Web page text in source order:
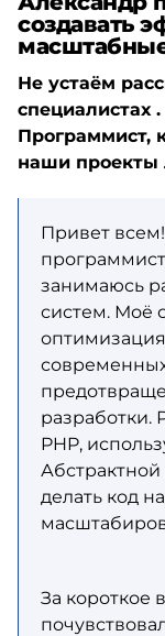
создавать
Не устаём
специалистах
Программист,
наши проекты
Привет
занимаюсь
систем. Моё
разработки.
PHP,
делать код
За короткое